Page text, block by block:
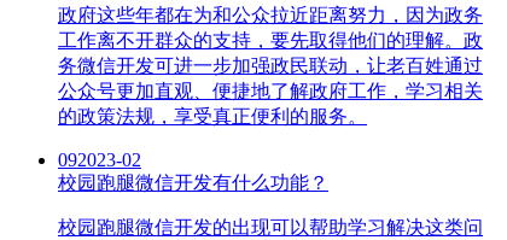
政府这些年都在为和公众拉近距离努力，因为政务
工作离不开群众的支持，要先取得他们的理解。政
务微信开发可进一步加强政民联动，让老百姓通过
公众号更加直观、便捷地了解政府工作，学习相关
的政策法规，享受真正便利的服务。
092023-02
校园跑腿微信开发有什么功能？
校园跑腿微信开发的出现可以帮助学习解决这类问